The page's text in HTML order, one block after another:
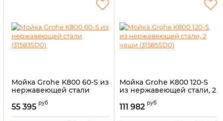
Мойка Grohe K800 60-S из
нержавеющей стали
Артикул: 14326659
55 395 руб
Мойка Grohe K800 120-S
из нержавеющей стали, 2
Артикул: 14326658
111 982 руб